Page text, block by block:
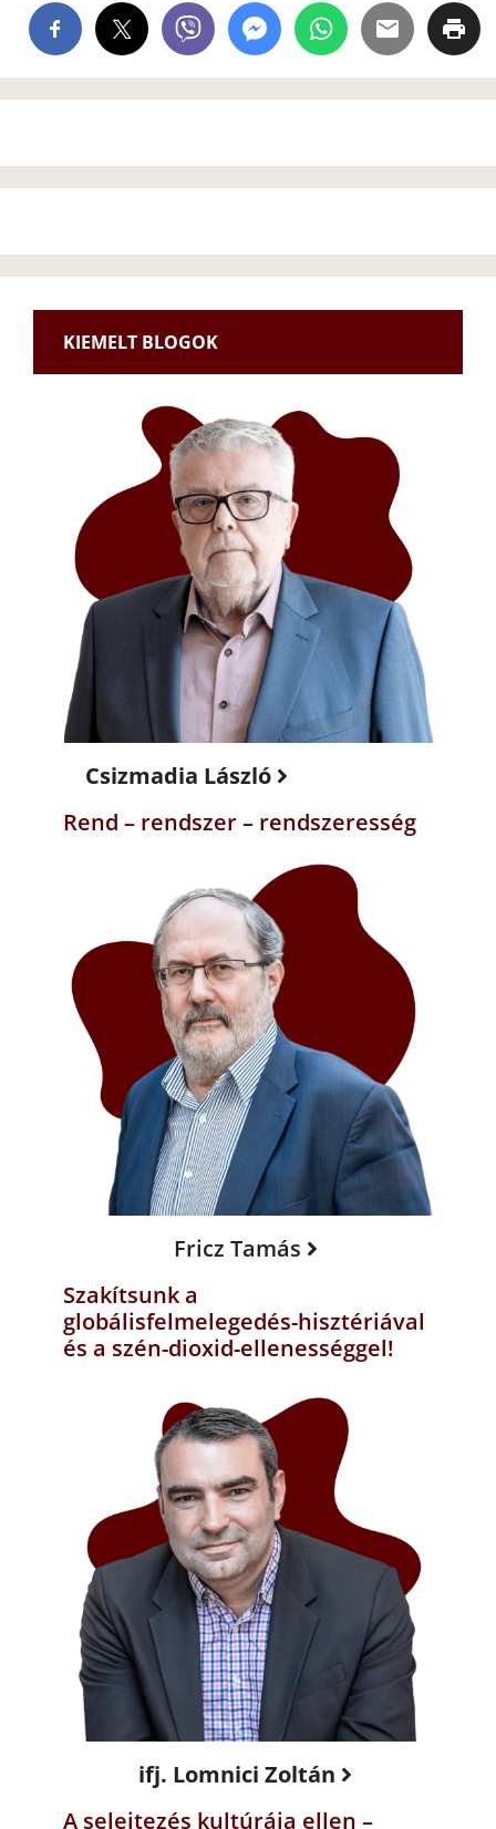
KIEMELT BLOGOK
Csizmadia László
Rend – rendszer – rendszeresség
Fricz Tamás
Szakítsunk a
globálisfelmelegedés-hisztériával
és a szén-dioxid-ellenességgel!
ifj. Lomnici Zoltán
A selejtezés kultúrája ellen –